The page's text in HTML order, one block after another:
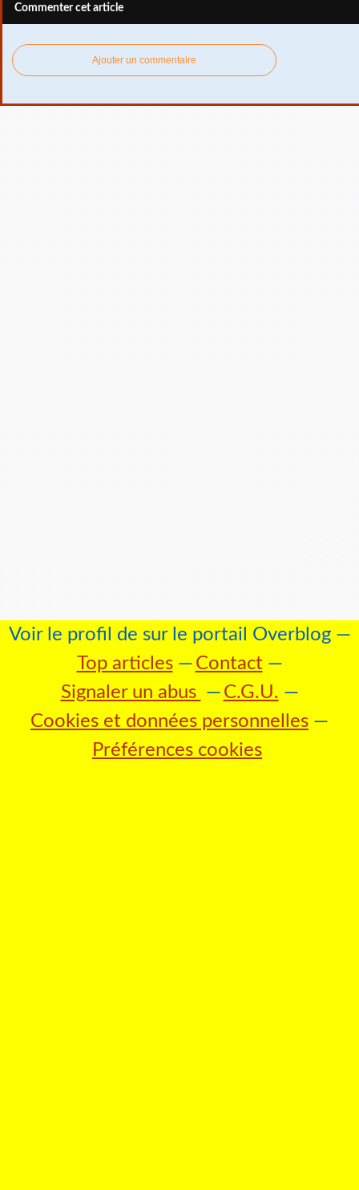
Commenter cet article
Ajouter un commentaire
Voir le profil de sur le portail Overblog
Top articles
Contact
Signaler un abus
C.G.U.
Cookies et données personnelles
Préférences cookies